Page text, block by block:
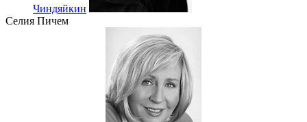
Чиндяйкин
Селия Пичем